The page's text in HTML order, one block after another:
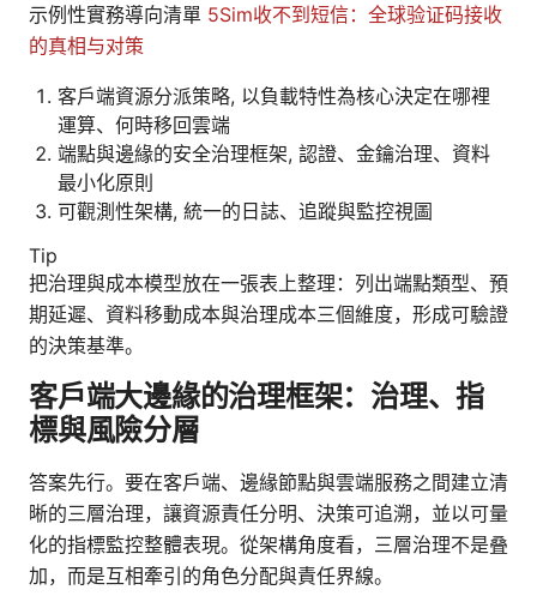
示例性實務導向清單 5Sim收不到短信：全球验证码接收
的真相与对策
客戶端資源分派策略, 以負載特性為核心決定在哪裡
運算、何時移回雲端
端點與邊緣的安全治理框架, 認證、金鑰治理、資料
最小化原則
可觀測性架構, 統一的日誌、追蹤與監控視圖
Tip
把治理與成本模型放在一張表上整理：列出端點類型、預
期延遲、資料移動成本與治理成本三個維度，形成可驗證
的決策基準。
客戶端大邊緣的治理框架：治理、指
標與風險分層
答案先行。要在客戶端、邊緣節點與雲端服務之間建立清
晰的三層治理，讓資源責任分明、決策可追溯，並以可量
化的指標監控整體表現。從架構角度看，三層治理不是叠
加，而是互相牽引的角色分配與責任界線。